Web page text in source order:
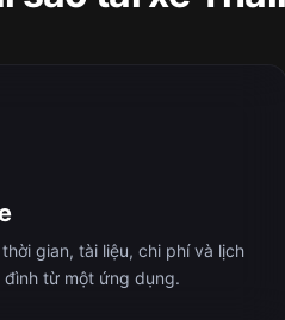
gian, tài liệu, chi phí và lịch
đình từ một ứng dụng.